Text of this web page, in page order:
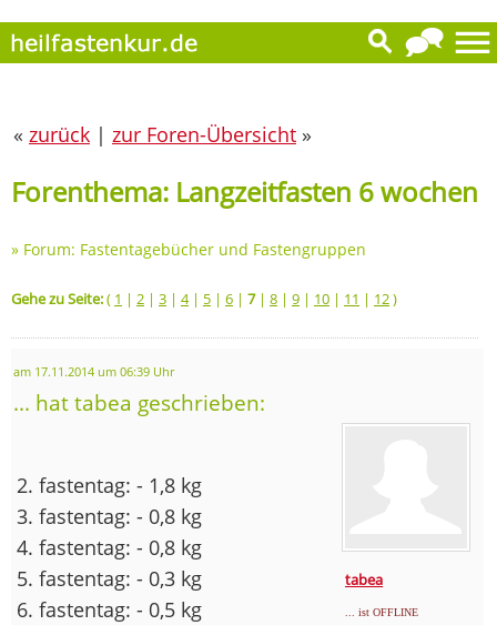
« zurück | zur Foren-Übersicht »
Forenthema: Langzeitfasten 6 wochen
» Forum: Fastentagebücher und Fastengruppen
Gehe zu Seite:( 1 | 2 | 3 | 4| 5 | 6 | 7| 8 | 9 | 10 | 11 | 12)
am 17.11.2014 um 06:39 Uhr
... hat tabea geschrieben:
tabea
... ist OFFLINE
2. fastentag: - 1,8 kg
3. fastentag: - 0,8 kg
4. fastentag: - 0,8 kg
5. fastentag: - 0,3 kg
6. fastentag: - 0,5 kg